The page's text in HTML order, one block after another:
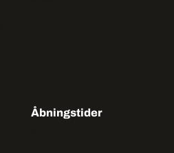
Åbningstider